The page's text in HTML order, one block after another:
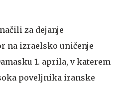
za dejanje
na izraelsko uničenje
1. aprila, v katerem
poveljnika iranske